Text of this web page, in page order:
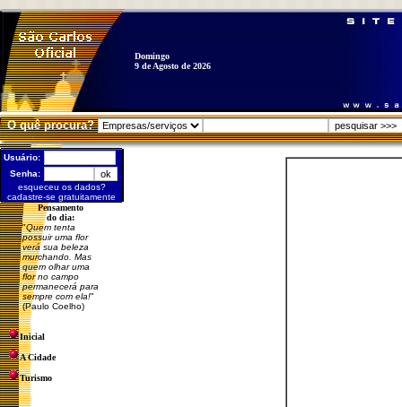
Domingo
9 de Agosto de 2026
O quê procura?
Usuário:
Senha:
esqueceu os dados?
cadastre-se gratuitamente
Pensamento
do dia:
"Quem tenta
possuir uma flor
verá sua beleza
murchando. Mas
quem olhar uma
flor no campo
permanecerá para
sempre com ela!"
(Paulo Coelho)
Inicial
A Cidade
Turismo